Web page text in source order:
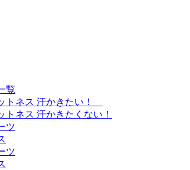
覧
トネス 汗かきたい！
トネス 汗かきたくない！
ツ
ツ